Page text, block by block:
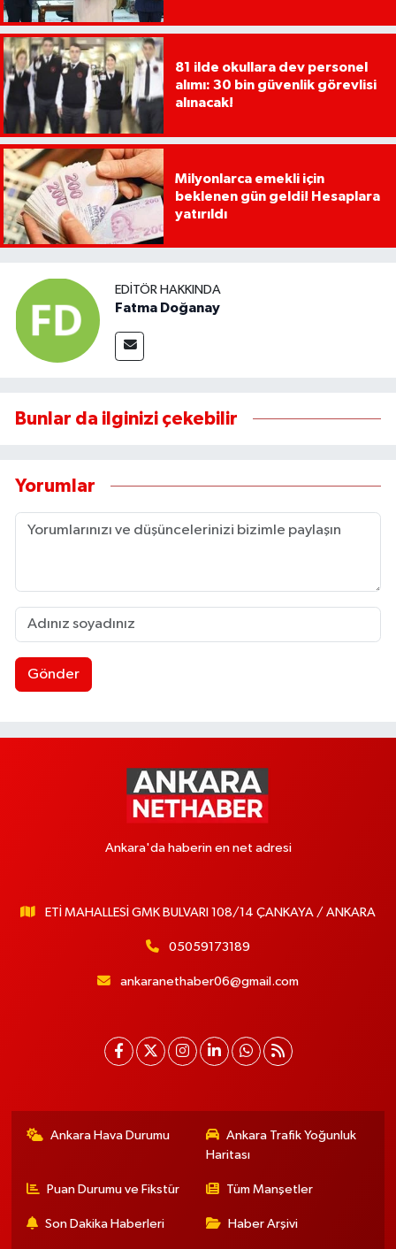
81 ilde okullara dev personel
alımı: 30 bin güvenlik görevlisi
alınacak!
Milyonlarca emekli için
beklenen gün geldi! Hesaplara
yatırıldı
EDITÖR HAKKINDA
Fatma Doğanay
Bunlar da ilginizi çekebilir
Yorumlar
Gönder
Ankara'da haberin en net adresi
ETİ MAHALLESİ GMK BULVARI 108/14 ÇANKAYA / ANKARA
05059173189
ankaranethaber06@gmail.com
Ankara Hava Durumu
Ankara Trafik Yoğunluk
Haritası
Puan Durumu ve Fikstür Tüm Manşetler
Son Dakika Haberleri Haber Arşivi